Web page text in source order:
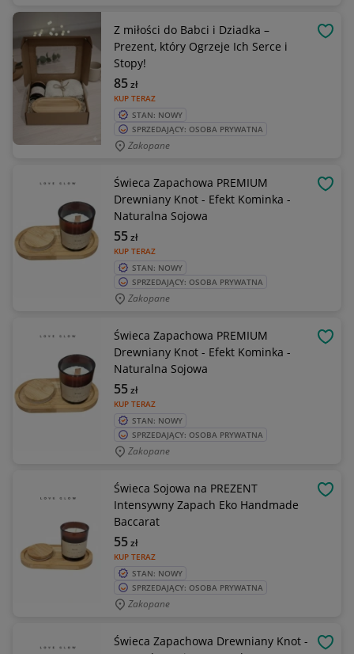
Z miłości do Babci i Dziadka –
Prezent, który Ogrzeje Ich Serce i
Stopy!
KUP TERAZ
85zł
STAN: NOWY
SPRZEDAJĄCY: OSOBA PRYWATNA
Zakopane
Świeca Zapachowa PREMIUM
Drewniany Knot - Efekt Kominka -
Naturalna Sojowa
KUP TERAZ
55zł
STAN: NOWY
SPRZEDAJĄCY: OSOBA PRYWATNA
Zakopane
Świeca Zapachowa PREMIUM
Drewniany Knot - Efekt Kominka -
Naturalna Sojowa
KUP TERAZ
55zł
STAN: NOWY
SPRZEDAJĄCY: OSOBA PRYWATNA
Zakopane
Świeca Sojowa na PREZENT
Intensywny Zapach Eko Handmade
Baccarat
KUP TERAZ
55zł
STAN: NOWY
SPRZEDAJĄCY: OSOBA PRYWATNA
Zakopane
Świeca Zapachowa Drewniany Knot -